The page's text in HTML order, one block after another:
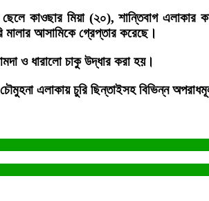
কাওছার মিয়া (২০), শান্তিবাগ এলাকার
মালার আসামিকে গ্রেপ্তার করেছে।
ও ধারালো চাকু উদ্ধার করা হয়।
এলাকায় চুরি ছিন্তাইসহ বিভিন্ন